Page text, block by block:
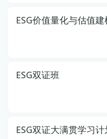
ESG价值量化与估值建
ESG双证班
ESG双证大满贯学习